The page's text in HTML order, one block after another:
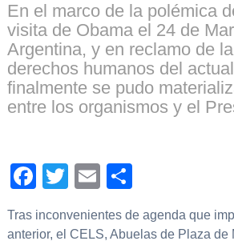
En el marco de la polémica
visita de Obama el 24 de
Argentina, y en reclamo de
derechos humanos del
finalmente se pudo
entre los organismos y el
Facebook
TwitterEmail
Tras inconvenientes de agenda que
anterior, el CELS, Abuelas de Plaza de